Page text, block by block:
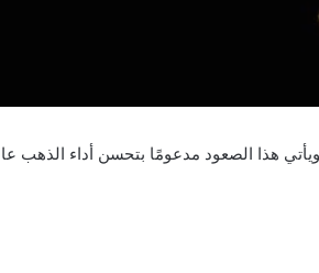
هذا الصعود مدعومًا بتحسن أداء الذهب